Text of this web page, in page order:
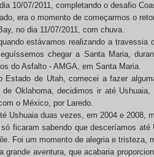
10/07/2011, completando o desafio
era o momento de começarmos o
no dia 11/07/2011, com chuva.
estávamos realizando a
chegar a Santa Maria,
do Asfalto - AMGA, em Santa Maria.
Estado de Utah, comecei a fazer
de Oklahoma, decidimos ir até
o México, por Laredo.
Ushuaia duas vezes, em 2004 e 2008,
ficaram sabendo que desceríamos
Foi um momento de alegria e tristeza,
grande aventura, que acabaria